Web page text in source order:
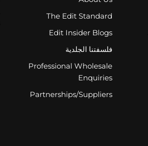
The Edit Standard
Edit Insider Blogs
فلسفتنا الجلدية
Professional Wholesale
Enquiries
Partnerships/Suppliers